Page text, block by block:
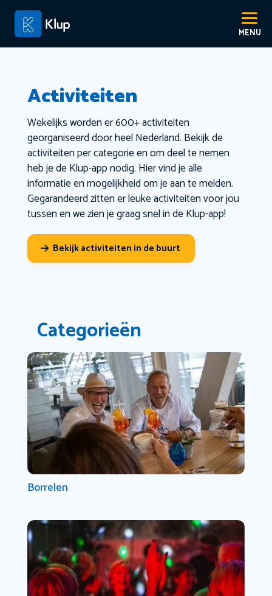
Activiteiten
Wekelijks worden er 600+ activiteiten
georganiseerd door heel Nederland. Bekijk de
activiteiten per categorie en om deel te nemen
heb je de Klup-app nodig. Hier vind je alle
informatie en mogelijkheid om je aan te melden.
Gegarandeerd zitten er leuke activiteiten voor jou
tussen en we zien je graag snel in de Klup-app!
Bekijk activiteiten in de buurt
Categorieën
Borrelen